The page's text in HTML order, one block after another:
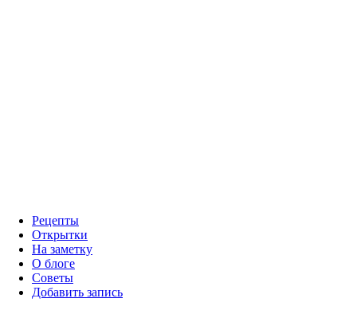
Рецепты
Открытки
На заметку
О блоге
Советы
Добавить запись